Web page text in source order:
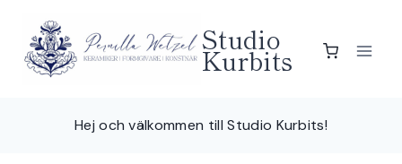
content
Studio
Kurbits
Hej och välkommen till Studio Kurbits!